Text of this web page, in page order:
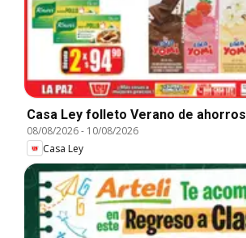
Casa Ley folleto Verano de ahorros
08/08/2026- 10/08/2026
Casa Ley